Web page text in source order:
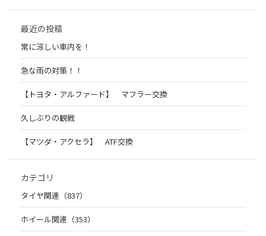
最近の投稿
常に涼しい車内を！
急な雨の対策！！
【トヨタ・アルファード】 マフラー交換
久しぶりの観戦
【マツダ・アクセラ】 ATF交換
カテゴリ
タイヤ関連（837）
ホイール関連（353）